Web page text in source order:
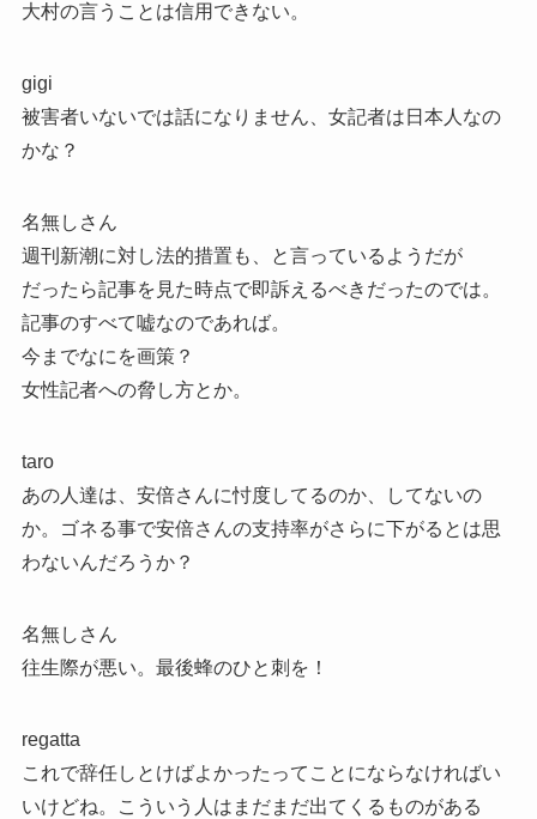
大村の言うことは信用できない。
gigi
被害者いないでは話になりません、女記者は日本人なの
かな？
名無しさん
週刊新潮に対し法的措置も、と言っているようだが
だったら記事を見た時点で即訴えるべきだったのでは。
記事のすべて嘘なのであれば。
今までなにを画策？
女性記者への脅し方とか。
taro
あの人達は、安倍さんに忖度してるのか、してないの
か。ゴネる事で安倍さんの支持率がさらに下がるとは思
わないんだろうか？
名無しさん
往生際が悪い。最後蜂のひと刺を！
regatta
これで辞任しとけばよかったってことにならなければい
いけどね。こういう人はまだまだ出てくるものがある